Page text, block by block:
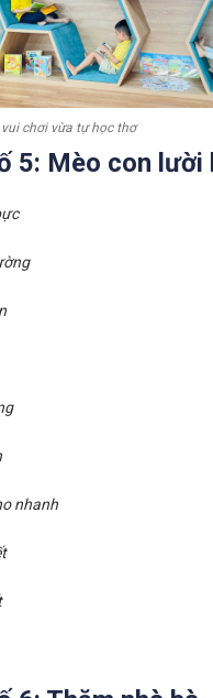
chơi vừa tự học thơ
5: Mèo con lười
nhanh